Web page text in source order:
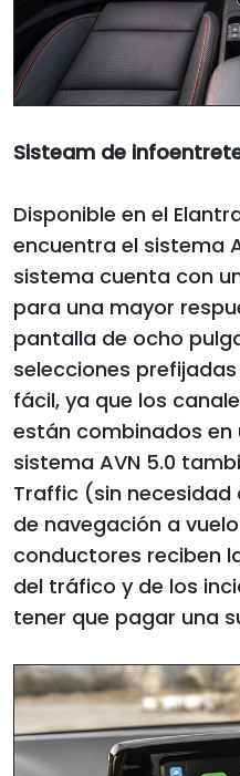
Sisteam de
Disponible en el
encuentra el sistema
sistema cuenta con
para una mayor
pantalla de ocho
selecciones
fácil, ya que los
están combinados en
sistema AVN 5.0
Traffic (sin
de navegación a
conductores reciben
del tráfico y de los
tener que pagar una